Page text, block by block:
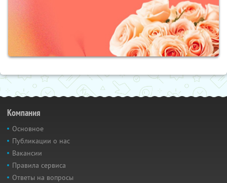
Компания
Основное
Публикации о нас
Вакансии
Правила сервиса
Ответы на вопросы